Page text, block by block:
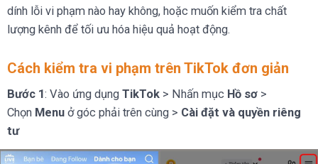
dính lỗi vi phạm nào hay không, hoặc muốn kiểm tra chất
lượng kênh để tối ưu hóa hiệu quả hoạt động.
Cách kiểm tra vi phạm trên TikTok đơn giản
Bước 1: Vào ứng dụng TikTok > Nhấn mục Hồ sơ >
Chọn Menu ở góc phải trên cùng > Cài đặt và quyền riêng
tư